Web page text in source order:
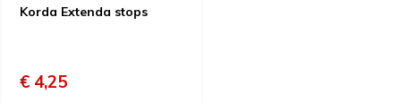
Korda Extenda stops
€ 4,25